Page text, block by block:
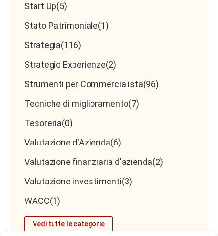
Start Up(5)
Stato Patrimoniale(1)
Strategia(116)
Strategic Experienze(2)
Strumenti per Commercialista(96)
Tecniche di miglioramento(7)
Tesoreria(0)
Valutazione d'Azienda(6)
Valutazione finanziaria d'azienda(2)
Valutazione investimenti(3)
WACC(1)
Vedi tutte le categorie